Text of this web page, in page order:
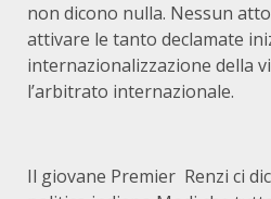
non dicono nulla. Nessun
attivare le tanto declamate
internazionalizzazione della
l’arbitrato internazionale.
Il giovane Premier Renzi ci